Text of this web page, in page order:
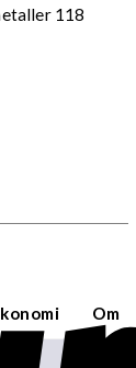
118
Om